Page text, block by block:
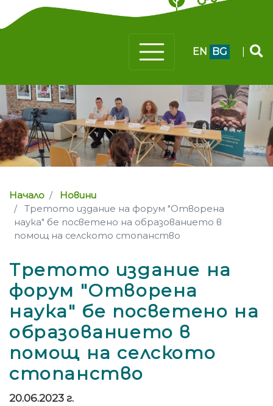
EN BG
Начало
Новини
Третото издание на форум "Отворена
наука" бе посветено на образованието в
помощ на селското стопанство
Третото издание на
форум "Отворена
наука" бе посветено на
образованието в
помощ на селското
стопанство
20.06.2023 г.